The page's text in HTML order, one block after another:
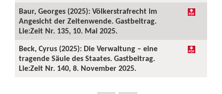
Baur, Georges (2025): Völkerstrafrecht im
Angesicht der Zeitenwende. Gastbeitrag.
Lie:Zeit Nr. 135, 10. Mai 2025.
Beck, Cyrus (2025): Die Verwaltung – eine
tragende Säule des Staates. Gastbeitrag.
Lie:Zeit Nr. 140, 8. November 2025.